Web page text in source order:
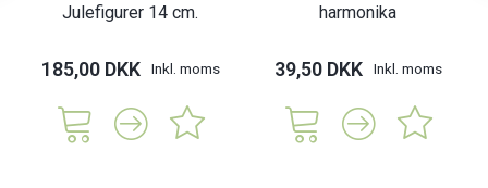
Julefigurer 14 cm.
185,00 DKK Inkl. moms
harmonika
39,50 DKK Inkl. moms